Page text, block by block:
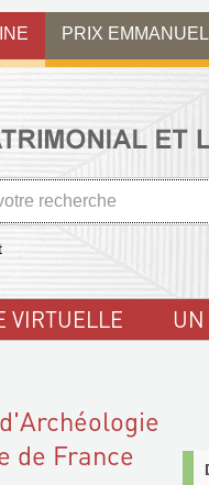
PRIX
VIRTUELLE UN
de France